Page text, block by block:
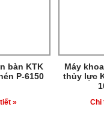
bàn KTK
P-6150
»
Máy
thủy lực
Chi